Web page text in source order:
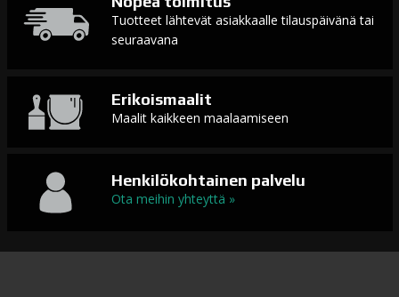
Tuotteet lähtevät asiakkaalle tilauspäivänä tai
seuraavana
Erikoismaalit
Maalit kaikkeen maalaamiseen
Henkilökohtainen palvelu
Ota meihin yhteyttä »